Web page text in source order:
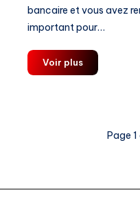
bancaire et vous avez
important pour…
Voir plusBlocage
sur
bancaire
faire
Page